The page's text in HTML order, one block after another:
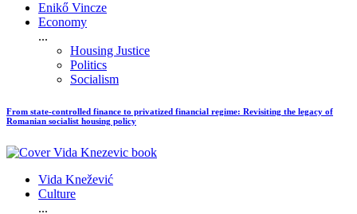
Enikő Vincze
Economy
...
Housing Justice
Politics
Socialism
From state-controlled finance to privatized financial regime: Revisiting the legacy of
Romanian socialist housing policy
Vida Knežević
Culture
...